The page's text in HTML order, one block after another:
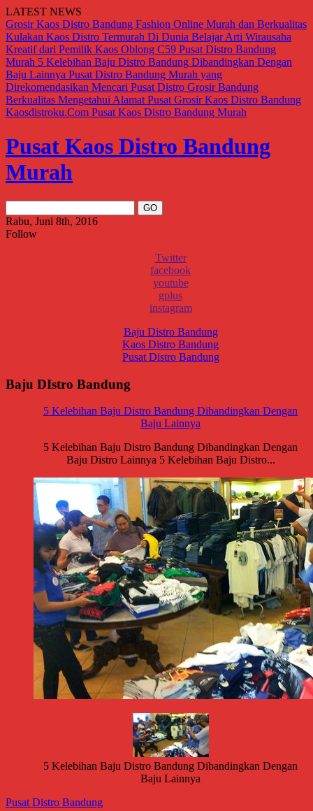
LATEST NEWS
Grosir Kaos Distro Bandung Fashion Online Murah dan Berkualitas
Kulakan Kaos Distro Termurah Di Dunia Belajar Arti Wirausaha
Kreatif dari Pemilik Kaos Oblong C59 Pusat Distro Bandung
Murah 5 Kelebihan Baju Distro Bandung Dibandingkan Dengan
Baju Lainnya Pusat Distro Bandung Murah yang
Direkomendasikan Mencari Pusat Distro Grosir Bandung
Berkualitas Mengetahui Alamat Pusat Grosir Kaos Distro Bandung
Kaosdistroku.Com Pusat Kaos Distro Bandung Murah
Pusat Kaos Distro Bandung
Murah
Rabu, Juni 8th, 2016
Follow
Twitter
facebook
youtube
gplus
instagram
Baju Distro Bandung
Kaos Distro Bandung
Pusat Distro Bandung
Baju DIstro Bandung
5 Kelebihan Baju Distro Bandung Dibandingkan Dengan
Baju Lainnya
5 Kelebihan Baju Distro Bandung Dibandingkan Dengan
Baju Distro Lainnya 5 Kelebihan Baju Distro...
5 Kelebihan Baju Distro Bandung Dibandingkan Dengan
Baju Lainnya
Pusat Distro Bandung